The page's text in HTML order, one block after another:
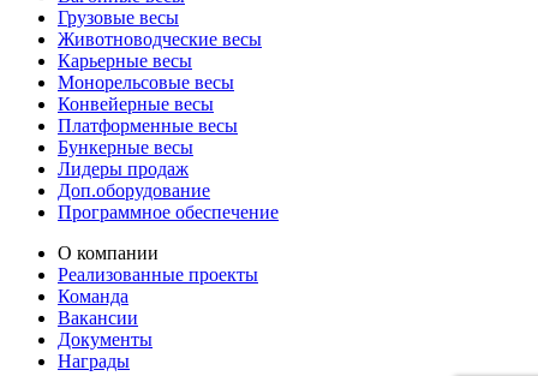
Грузовые весы
Животноводческие весы
Карьерные весы
Монорельсовые весы
Конвейерные весы
Платформенные весы
Бункерные весы
Лидеры продаж
Доп.оборудование
Программное обеспечение
О компании
Реализованные проекты
Команда
Вакансии
Документы
Награды